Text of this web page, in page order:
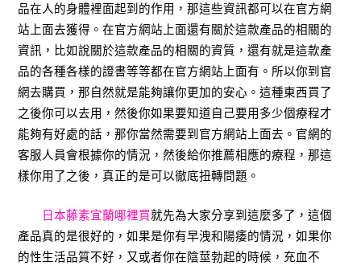
品在人的身體裡面起到的作用，那這些資訊都可以在官方網
站上面去獲得。在官方網站上面還有關於這款產品的相關的
資訊，比如說關於這款產品的相關的資質，還有就是這款產
品的各種各樣的證書等等都在官方網站上面有。所以你到官
網去購買，那自然就是能夠讓你更加的安心。這種東西買了
之後你可以去用，然後你如果要知道自己要用多少個療程才
能夠有好處的話，那你當然需要到官方網站上面去。官網的
客服人員會根據你的情況，然後給你推薦相應的療程，那這
樣你用了之後，真正的是可以徹底扭轉問題。
日本藤素宜蘭哪裡買就先為大家分享到這麼多了，這個
產品真的是很好的，如果是你有早洩和陽痿的情況，如果你
的性生活品質不好，又或者你在陰莖勃起的時候，充血不